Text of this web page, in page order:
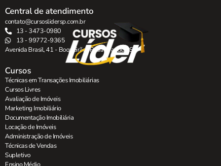
Central de atendimento
contato@cursoslidersp.com.br
13 - 3473-0980
13 - 99772-9365
Avenida Brasil, 41 - Boqueirão , Praia Grande - SP.
Cursos
Técnicas em Transações Imobiliárias
Cursos Livres
Avaliação de Imóveis
Marketing Imobiliário
Documentação Imobiliária
Locação de Imóveis
Administração de Imóveis
Técnicas de Vendas
Supletivo